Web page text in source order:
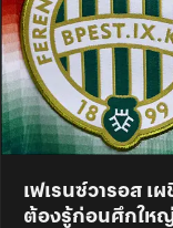
เฟเรนซ์วารอส
ต้องรู้ก่อนศึกให